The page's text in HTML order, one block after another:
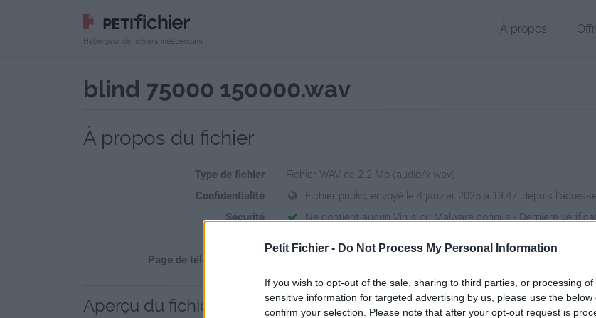
Petit Fichier - Do Not Process My Personal Information
If you wish to opt-out of the sale, sharing to third parties, or processing
sensitive information for targeted advertising by us, please use the
confirm your selection. Please note that after your opt-out request is
Hébergeur de fichiers indépendant
À propos
blind 75000 150000.wav
À propos du fichier
Type de fichier
Fichier WAV de 2.2 Mo (audio/x-wav)
Confidentialité
Fichier public, envoyé le 4 janvier 2025 à 13:47, depuis
Sécurité
Ne contient aucun Virus ou Malware connus - Dernière
Page de téléchargement
Aperçu du fichier